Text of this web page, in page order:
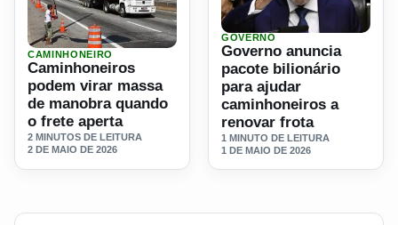
Ler materia: Caminhoneiros podem virar massa de
CAMINHONEIRO
Caminhoneiros
podem virar massa
de manobra quando
o frete aperta
2 MINUTOS DE LEITURA
2 DE MAIO DE 2026
Ler materia: Governo
GOVERNO
Governo anuncia
pacote bilionário
para ajudar
caminhoneiros a
renovar frota
1 MINUTO DE LEITURA
1 DE MAIO DE 2026